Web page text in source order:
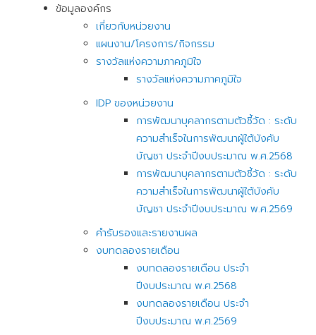
ข้อมูลองค์กร
เกี่ยวกับหน่วยงาน
แผนงาน/โครงการ/กิจกรรม
รางวัลแห่งความภาคภูมิใจ
รางวัลแห่งความภาคภูมิใจ
IDP ของหน่วยงาน
การพัฒนาบุคลากรตามตัวชี้วัด : ระดับ
ความสำเร็จในการพัฒนาผู้ใต้บังคับ
บัญชา ประจำปีงบประมาณ พ.ศ.2568
การพัฒนาบุคลากรตามตัวชี้วัด : ระดับ
ความสำเร็จในการพัฒนาผู้ใต้บังคับ
บัญชา ประจำปีงบประมาณ พ.ศ.2569
คำรับรองและรายงานผล
งบทดลองรายเดือน
งบทดลองรายเดือน ประจำ
ปีงบประมาณ พ.ศ.2568
งบทดลองรายเดือน ประจำ
ปีงบประมาณ พ.ศ.2569